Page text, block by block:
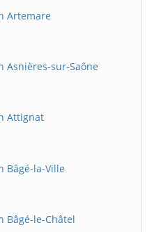
Artemare
Asnières-sur-Saône
Attignat
Bâgé-la-Ville
Bâgé-le-Châtel